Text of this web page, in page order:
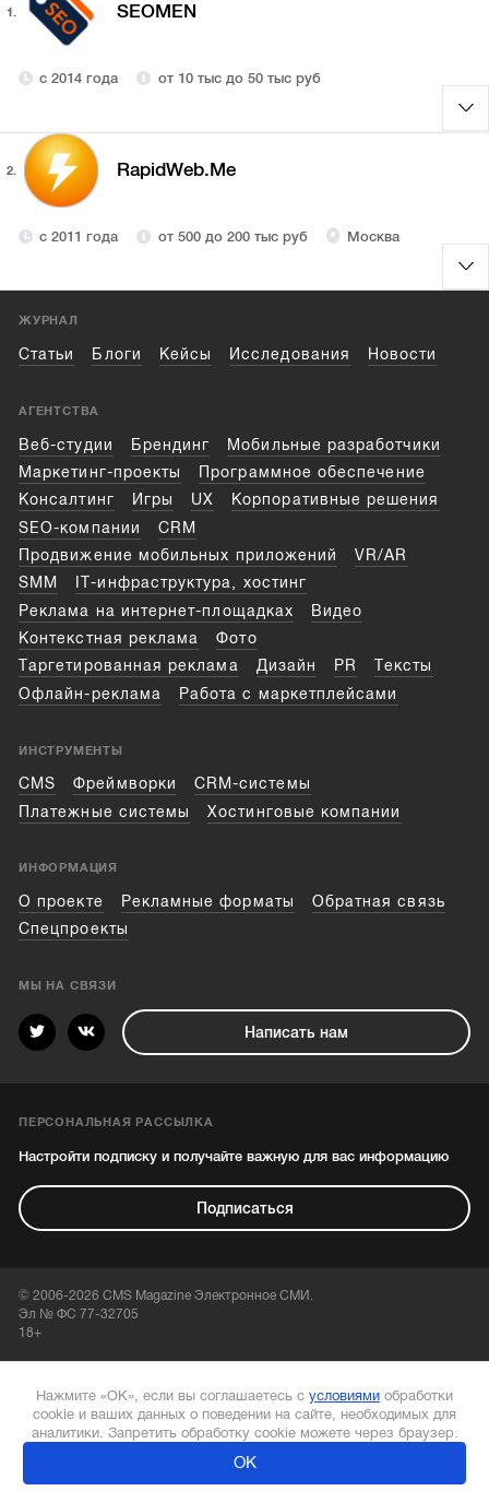
1. SEOMEN
с 2014 года от 10 тыс до 50 тыс руб
2. RapidWeb.Me
с 2011 года от 500 до 200 тыс руб Москва
ЖУРНАЛ
Статьи Блоги Кейсы Исследования Новости
АГЕНТСТВА
Веб-студии Брендинг
Мобильные разработчики
Маркетинг-проекты
Программное обеспечение
Консалтинг
Игры UX
Корпоративные решения
SEO-компании
CRM
Продвижение мобильных приложений
VR/AR
SMM
IT-инфраструктура, хостинг
Реклама на интернет-площадках
Видео
Контекстная реклама
Фото
Таргетированная реклама
Дизайн PR
Тексты
Офлайн-реклама
Работа с маркетплейсами
ИНСТРУМЕНТЫ
CMS Фреймворки
CRM-системы
Платежные системы
Хостинговые компании
ИНФОРМАЦИЯ
О проекте Рекламные форматы
Обратная связь
Спецпроекты
МЫ НА СВЯЗИ
Написать нам
ПЕРСОНАЛЬНАЯ РАССЫЛКА
Настройти подписку и получайте важную для вас информацию
Подписаться
© 2006-2026 CMS Magazine Электронное СМИ.
Эл № ФС 77-32705
18+
Нажмите «ОК», если вы соглашаетесь с условиями обработки
cookie и ваших данных о поведении на сайте, необходимых для
аналитики. Запретить обработку cookie можете через браузер.
ОК